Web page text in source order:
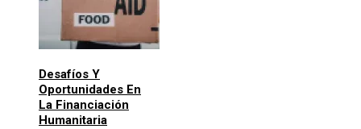
Desafíos Y
Oportunidades En
La Financiación
Humanitaria